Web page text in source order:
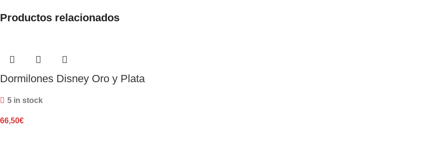
Productos relacionados
Dormilones Disney Oro y Plata
5 in stock
66,50€